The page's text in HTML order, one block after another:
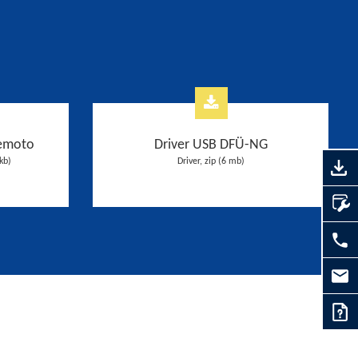
Driver USB DFÜ-NG
Driver, zip (6 mb)